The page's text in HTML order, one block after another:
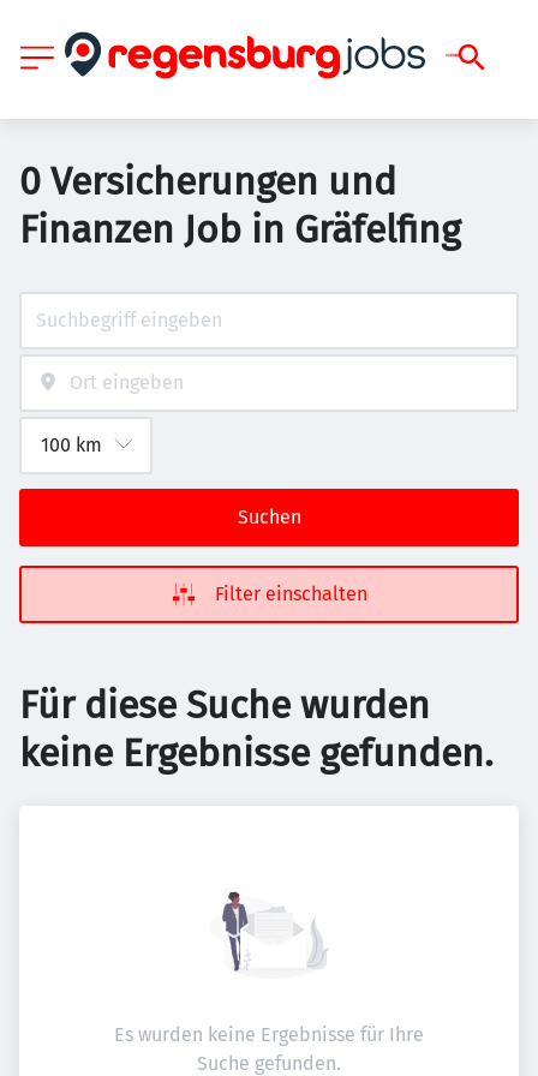
0 Versicherungen und
Finanzen Job in Gräfelfing
Suchen
Filter einschalten
Für diese Suche wurden
keine Ergebnisse gefunden.
Es wurden keine Ergebnisse für Ihre
Suche gefunden.